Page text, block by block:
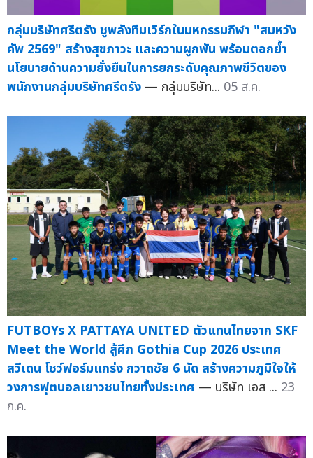
กลุ่มบริษัทศรีตรัง ชูพลังทีมเวิร์กในมหกรรมกีฬา "สมหวัง
คัพ 2569" สร้างสุขภาวะ และความผูกพัน พร้อมตอกย้ำ
นโยบายด้านความยั่งยืนในการยกระดับคุณภาพชีวิตของ
พนักงานกลุ่มบริษัทศรีตรัง — กลุ่มบริษัท... 05 ส.ค.
FUTBOYs X PATTAYA UNITED ตัวแทนไทยจาก SKF
Meet the World สู้ศึก Gothia Cup 2026 ประเทศ
สวีเดน โชว์ฟอร์มแกร่ง กวาดชัย 6 นัด สร้างความภูมิใจให้
วงการฟุตบอลเยาวชนไทยทั้งประเทศ — บริษัท เอส ... 23
ก.ค.